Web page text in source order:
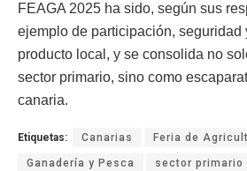
FEAGA 2025 ha sido, según sus
ejemplo de participación, seguridad
producto local, y se consolida no
sector primario, sino como
canaria.
Etiquetas: Canarias Feria de
Ganadería y Pesca sector primario